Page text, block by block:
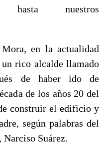
nuestros
en la actualidad
rico alcalde llamado
de haber ido de
de los años 20 del
construir el edificio y
según palabras del
Suárez.